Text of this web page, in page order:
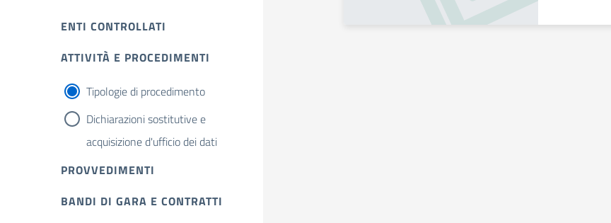
ENTI CONTROLLATI
ATTIVITÀ E PROCEDIMENTI
Tipologie di procedimento
Dichiarazioni sostitutive e
acquisizione d'ufficio dei dati
PROVVEDIMENTI
BANDI DI GARA E CONTRATTI